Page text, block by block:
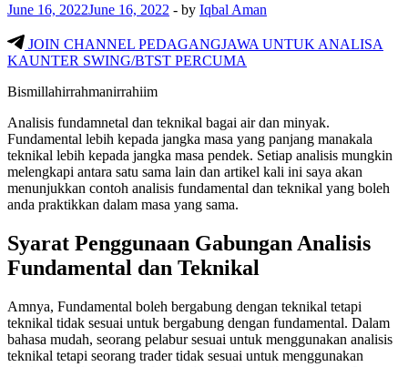
June 16, 2022June 16, 2022 - by Iqbal Aman
JOIN CHANNEL PEDAGANGJAWA UNTUK ANALISA
KAUNTER SWING/BTST PERCUMA
Bismillahirrahmanirrahiim
Analisis fundamnetal dan teknikal bagai air dan minyak.
Fundamental lebih kepada jangka masa yang panjang manakala
teknikal lebih kepada jangka masa pendek. Setiap analisis mungkin
melengkapi antara satu sama lain dan artikel kali ini saya akan
menunjukkan contoh analisis fundamental dan teknikal yang boleh
anda praktikkan dalam masa yang sama.
Syarat Penggunaan Gabungan Analisis
Fundamental dan Teknikal
Amnya, Fundamental boleh bergabung dengan teknikal tetapi
teknikal tidak sesuai untuk bergabung dengan fundamental. Dalam
bahasa mudah, seorang pelabur sesuai untuk menggunakan analisis
teknikal tetapi seorang trader tidak sesuai untuk menggunakan